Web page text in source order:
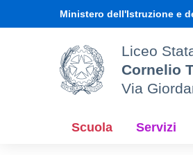
Ministero dell'Istruzione e
Liceo
Cornelio
Via
Scuola Servizi